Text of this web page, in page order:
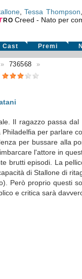
,Tessa Thompson
RO Creed - Nato per
Cast Premi
» 736568 »
Il ragazzo passa
per parlare
per bussare alla
l'attore in
brutti episodi. La
di Stallone di
Però proprio questi
e critica sarà